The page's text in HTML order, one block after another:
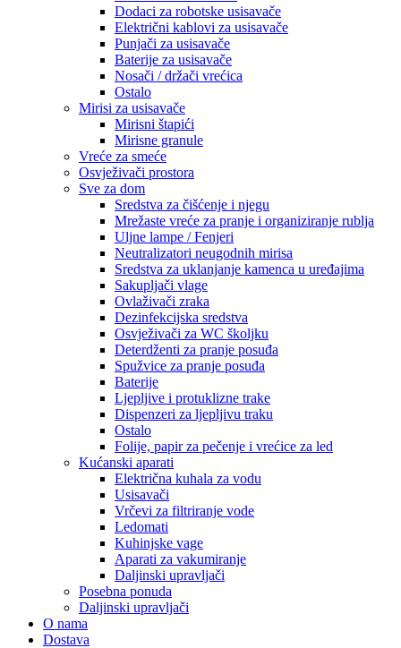
Dodaci za robotske usisavače
Električni kablovi za usisavače
Punjači za usisavače
Baterije za usisavače
Nosači / držači vrećica
Ostalo
Mirisi za usisavače
Mirisni štapići
Mirisne granule
Vreće za smeće
Osvježivači prostora
Sve za dom
Sredstva za čišćenje i njegu
Mrežaste vreće za pranje i organiziranje rublja
Uljne lampe / Fenjeri
Neutralizatori neugodnih mirisa
Sredstva za uklanjanje kamenca u uređajima
Sakupljači vlage
Ovlaživači zraka
Dezinfekcijska sredstva
Osvježivači za WC školjku
Deterdženti za pranje posuđa
Spužvice za pranje posuđa
Baterije
Ljepljive i protuklizne trake
Dispenzeri za ljepljivu traku
Ostalo
Folije, papir za pečenje i vrećice za led
Kućanski aparati
Električna kuhala za vodu
Usisavači
Vrčevi za filtriranje vode
Ledomati
Kuhinjske vage
Aparati za vakumiranje
Daljinski upravljači
Posebna ponuda
Daljinski upravljači
O nama
Dostava